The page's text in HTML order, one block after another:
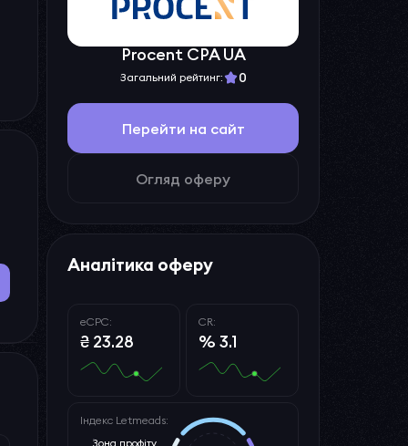
Procent CPA UA
Загальний рейтинг: 0
Перейти на сайт
Огляд оферу
Аналітика оферу
eCPC:
₴ 23.28
CR:
% 3.1
Індекс Letmeads:
Зона профіту